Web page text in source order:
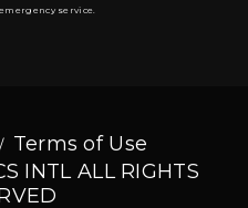
service.
Terms of Use
INTL ALL RIGHTS